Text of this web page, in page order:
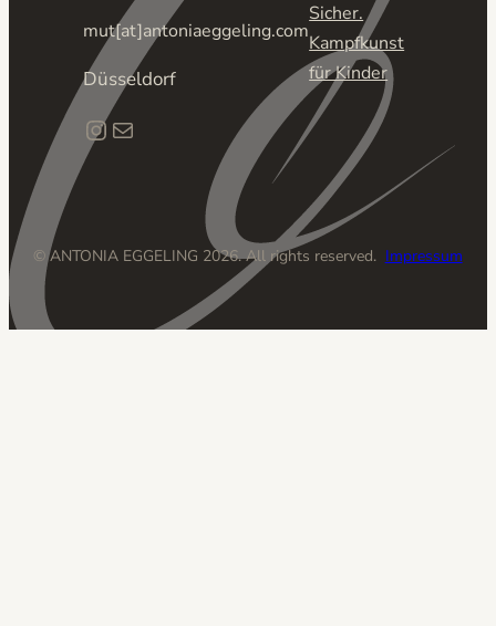
mut[at]antoniaeggeling.com
Düsseldorf
Instagram
E-Mail
Sicher.
Kampfkunst
für Kinder
© ANTONIA EGGELING 2026. All rights reserved. Impressum